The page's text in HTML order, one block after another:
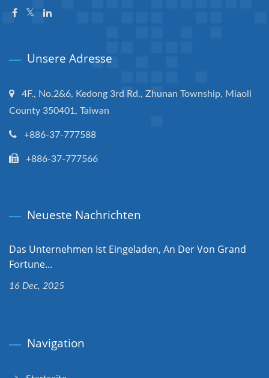
Unsere Adresse
4F., No.2&6, Kedong 3rd Rd., Zhunan Township, Miaoli
County 350401, Taiwan
+886-37-777588
+886-37-777566
Neueste Nachrichten
Das Unternehmen Ist Eingeladen, An Der Von Grand
Fortune...
16 Dec, 2025
Navigation